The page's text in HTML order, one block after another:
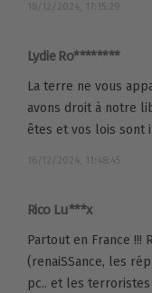
18/12/2024, 17:15:29
Lydie Ro********
La terre ne vous
avons droit à notre
êtes et vos lois sont
16/12/2024, 11:48:45
Rico Lu***x
Partout en France !!!
(renaiSSance, les
pc.. et les